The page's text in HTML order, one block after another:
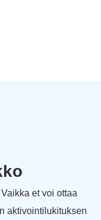
et voi ottaa
aktivointilukituksen